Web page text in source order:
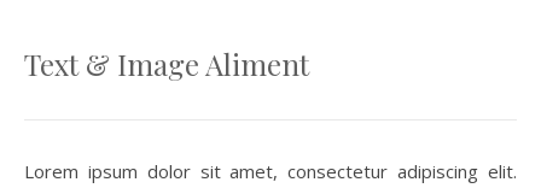
Text & Image Aliment
Lorem ipsum dolor sit amet, consectetur adipiscing elit.